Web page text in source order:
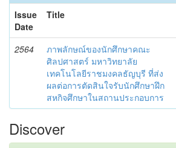
Issue
Date
Title
2564
ภาพลักษณ์ของนักศึกษาคณะ
ศิลปศาสตร์ มหาวิทยาลัย
เทคโนโลยีราชมงคลธัญบุรี ที่ส่ง
ผลต่อการตัดสินใจรับนักศึกษาฝึก
สหกิจศึกษาในสถานประกอบการ
Discover